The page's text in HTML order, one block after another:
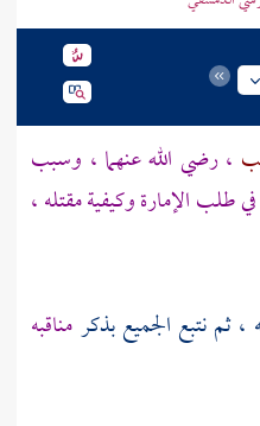
، رضي الله عنهما ، وسبب
في طلب الإمارة وكيفية مقتله ،
ثم نتبع الجميع بذكرمناقبه